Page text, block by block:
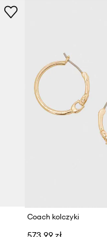
Coach kolczyki